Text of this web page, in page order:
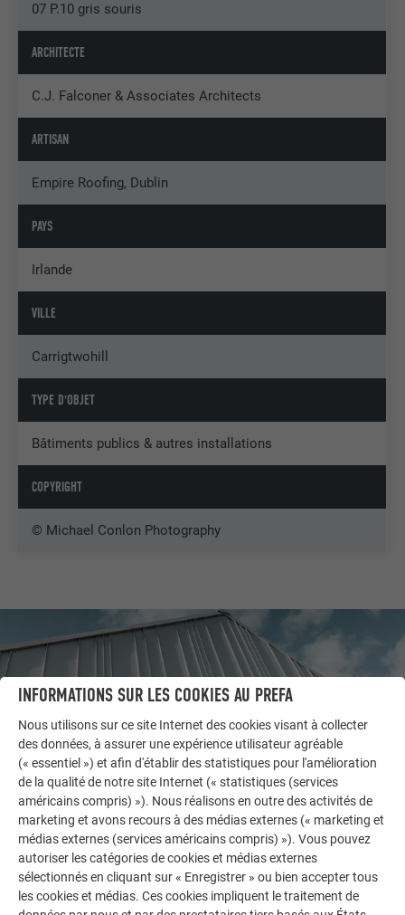
07 P.10 gris souris
ARCHITECTE
C.J. Falconer & Associates Architects
ARTISAN
Empire Roofing, Dublin
PAYS
Irlande
VILLE
Carrigtwohill
TYPE D'OBJET
Bâtiments publics & autres installations
COPYRIGHT
© Michael Conlon Photography
LAISSEZ-VOUS INSPIRER
AUTRES BÂTIMENTS
La galerie de références PREFA démontre la
INFORMATIONS SUR LES COOKIES AU PREFA
Nous utilisons sur ce site Internet des cookies visant à collecter
des données, à assurer une expérience utilisateur agréable
(« essentiel ») et afin d'établir des statistiques pour l'amélioration
de la qualité de notre site Internet (« statistiques (services
américains compris) »). Nous réalisons en outre des activités de
marketing et avons recours à des médias externes (« marketing et
médias externes (services américains compris) »). Vous pouvez
autoriser les catégories de cookies et médias externes
sélectionnés en cliquant sur « Enregistrer » ou bien accepter tous
les cookies et médias. Ces cookies impliquent le traitement de